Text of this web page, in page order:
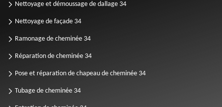
Nettoyage et démoussage de dallage 34
Nettoyage de façade 34
Ramonage de cheminée 34
Réparation de cheminée 34
Pose et réparation de chapeau de cheminée 34
Tubage de cheminée 34